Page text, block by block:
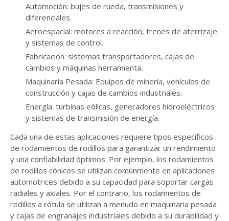
Automoción: bujes de rueda, transmisiones y
diferenciales
Aeroespacial: motores a reacción, trenes de aterrizaje
y sistemas de control.
Fabricación: sistemas transportadores, cajas de
cambios y máquinas herramienta.
Maquinaria Pesada: Equipos de minería, vehículos de
construcción y cajas de cambios industriales.
Energía: turbinas eólicas, generadores hidroeléctricos
y sistemas de transmisión de energía.
Cada una de estas aplicaciones requiere tipos específicos
de rodamientos de rodillos para garantizar un rendimiento
y una confiabilidad óptimos. Por ejemplo, los rodamientos
de rodillos cónicos se utilizan comúnmente en aplicaciones
automotrices debido a su capacidad para soportar cargas
radiales y axiales. Por el contrario, los rodamientos de
rodillos a rótula se utilizan a menudo en maquinaria pesada
y cajas de engranajes industriales debido a su durabilidad y